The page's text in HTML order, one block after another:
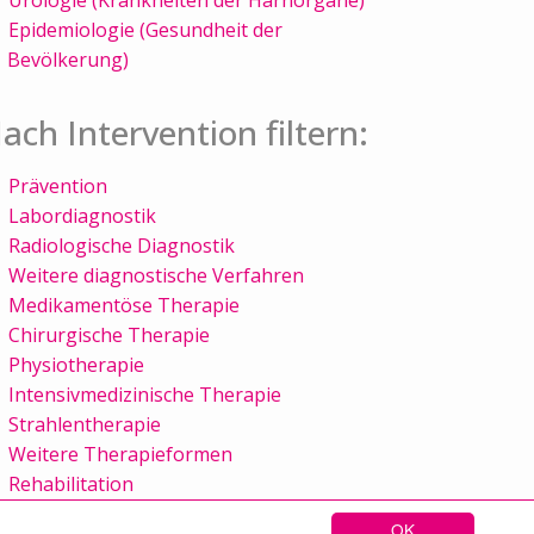
OK
Epidemiologie (Gesundheit der
Bevölkerung)
Intervention filtern:
Prävention
Labordiagnostik
Radiologische Diagnostik
Weitere diagnostische Verfahren
Medikamentöse Therapie
Chirurgische Therapie
Physiotherapie
Intensivmedizinische Therapie
Strahlentherapie
Weitere Therapieformen
Rehabilitation